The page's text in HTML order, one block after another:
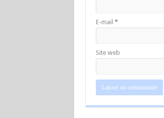
E-mail *
Site web